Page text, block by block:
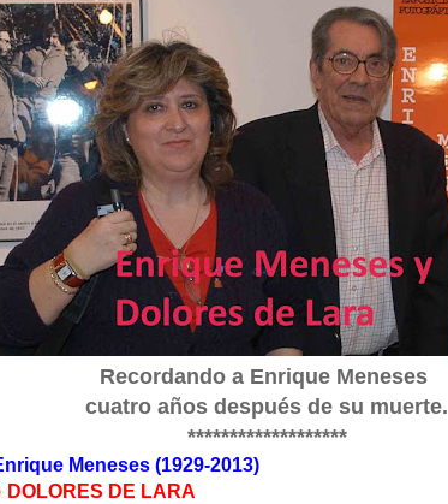
Recordando a Enrique Meneses
cuatro años después de su muerte.
*******************
Meneses (1929-2013)
DOLORES DE LARA